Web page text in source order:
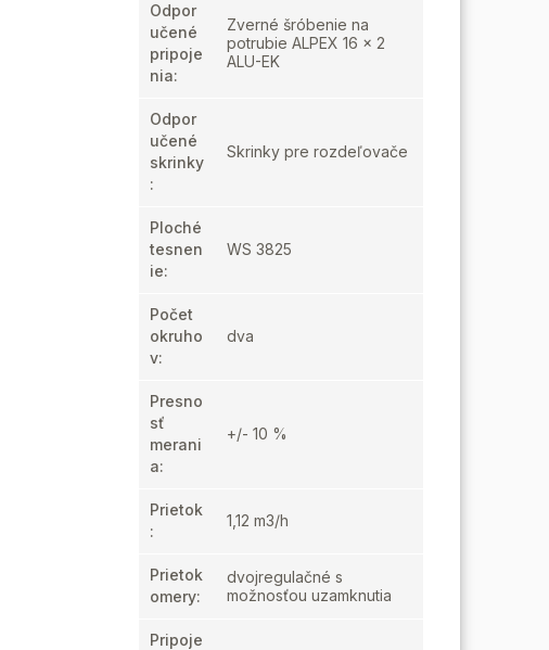
Odpor
učené
pripoje
nia:
Zverné šróbenie na
potrubie ALPEX 16 x 2
ALU-EK
Odpor
učené
skrinky
:
Skrinky pre rozdeľovače
Ploché
tesnen
ie:
WS 3825
Počet
okruho
v:
dva
Presno
sť
merani
a:
+/- 10 %
Prietok
:
1,12 m3/h
Prietok
omery:
dvojregulačné s
možnosťou uzamknutia
Pripoje